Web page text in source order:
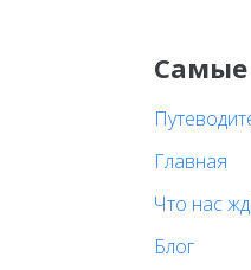
Самые
Главная
Что нас
Блог